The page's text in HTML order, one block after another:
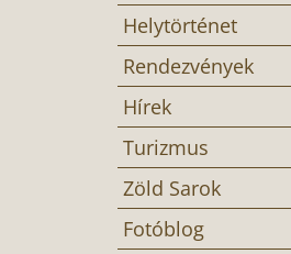
Helytörténet
Rendezvények
Hírek
Turizmus
Zöld Sarok
Fotóblog